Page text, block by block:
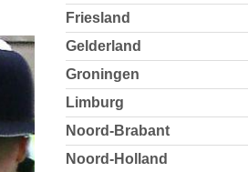
Friesland
Gelderland
Groningen
Limburg
Noord-Brabant
Noord-Holland